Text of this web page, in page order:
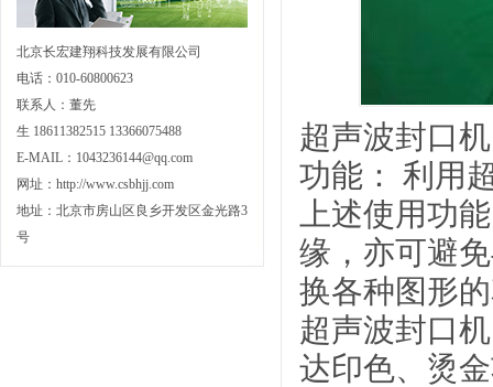
北京长宏建翔科技发展有限公司
电话：010-60800623
联系人：董先
生 18611382515 13366075488
E-MAIL：1043236144@qq.com
网址： http://www.csbhjj.com
地址：北京市房山区良乡开发区金光路3
号
超声波封口
功能： 利用
上述使用功
缘，亦可避
换各种图形
超声波封口
达印色、烫